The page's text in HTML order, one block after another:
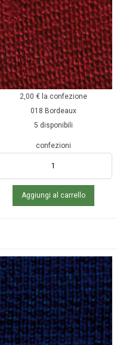
2,00 € la confezione
018 Bordeaux
5 disponibili
confezioni
Aggiungi al carrello